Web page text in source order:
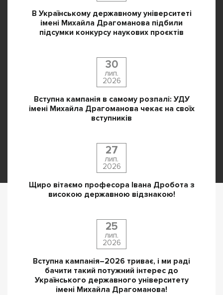
В Українському державному університеті
імені Михайла Драгоманова підбили
підсумки конкурсу наукових проєктів
30
лип.
2026
Вступна кампанія в самому розпалі: УДУ
імені Михайла Драгоманова чекає на своїх
вступників
27
лип.
2026
Щиро вітаємо професора Івана Дробота з
високою державною відзнакою!
25
лип.
2026
Вступна кампанія–2026 триває, і ми раді
бачити такий потужний інтерес до
Українського державного університету
імені Михайла Драгоманова!